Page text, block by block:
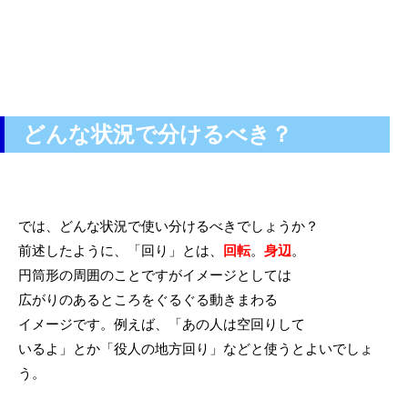
どんな状況で分けるべき？
では、どんな状況で使い分けるべきでしょうか？
前述したように、「回り」とは、
回転。 身辺。
円筒形の周囲のことですがイメージとしては
広がりのあるところをぐるぐる動きまわる
イメージです。例えば、「あの人は空回りして
いるよ」とか「役人の地方回り」などと使うとよいでしょ
う。